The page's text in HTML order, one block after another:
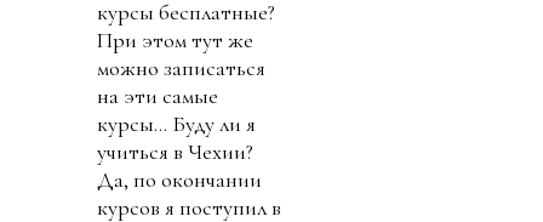
курсы бесплатные?
При этом тут же
можно записаться
на эти самые
курсы… Буду ли я
учиться в Чехии?
Да, по окончании
курсов я поступил в